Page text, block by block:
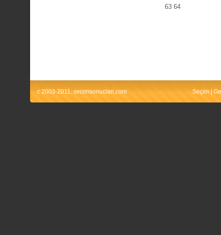
63 64
c 2003-2011. secimsonuclari.com Seçim